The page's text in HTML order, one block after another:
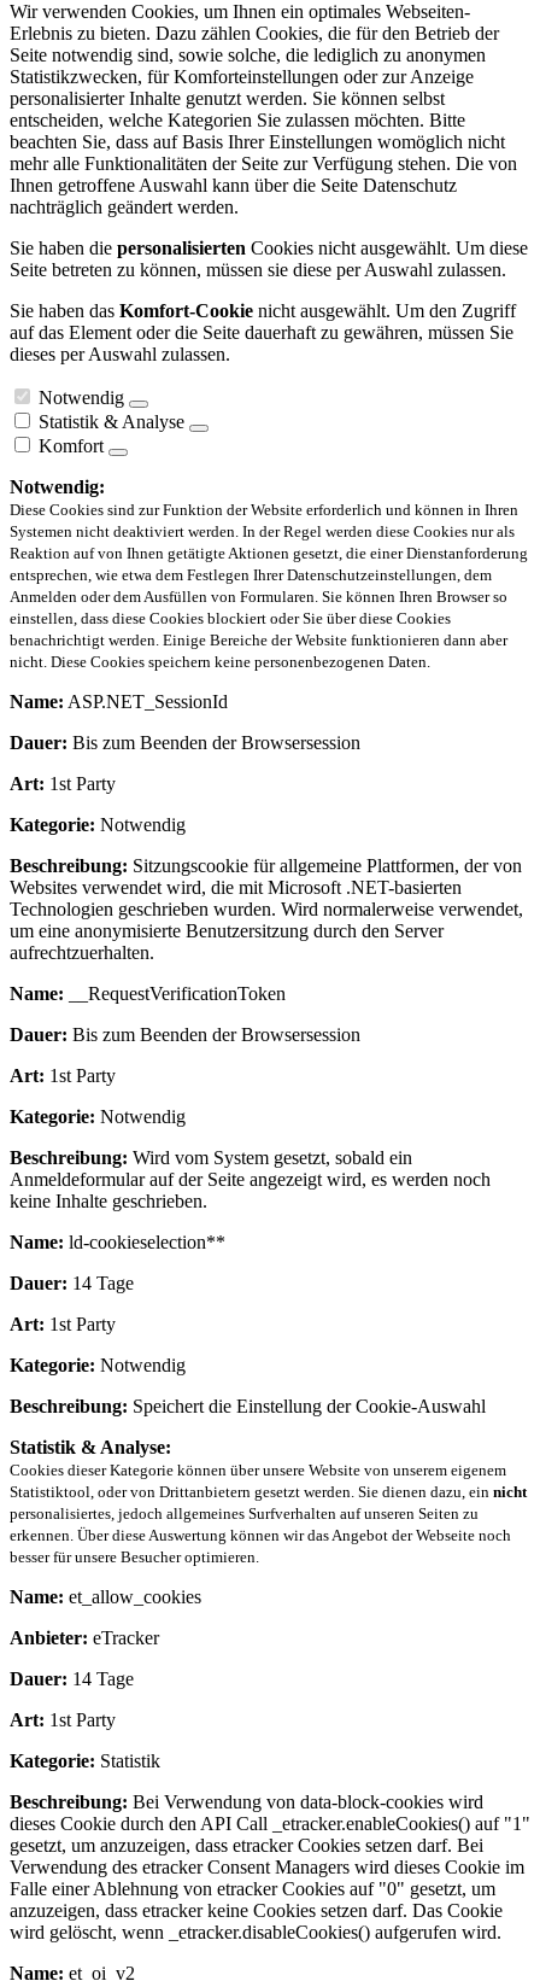
Wir verwenden Cookies, um Ihnen ein optimales Webseiten-
Erlebnis zu bieten. Dazu zählen Cookies, die für den Betrieb der
Seite notwendig sind, sowie solche, die lediglich zu anonymen
Statistikzwecken, für Komforteinstellungen oder zur Anzeige
personalisierter Inhalte genutzt werden. Sie können selbst
entscheiden, welche Kategorien Sie zulassen möchten. Bitte
beachten Sie, dass auf Basis Ihrer Einstellungen womöglich nicht
mehr alle Funktionalitäten der Seite zur Verfügung stehen. Die von
Ihnen getroffene Auswahl kann über die Seite Datenschutz
nachträglich geändert werden.
Sie haben die personalisierten Cookies nicht ausgewählt. Um diese
Seite betreten zu können, müssen sie diese per Auswahl zulassen.
Sie haben das Komfort-Cookie nicht ausgewählt. Um den Zugriff
auf das Element oder die Seite dauerhaft zu gewähren, müssen Sie
dieses per Auswahl zulassen.
Notwendig
Statistik & Analyse
Komfort
Notwendig:
Diese Cookies sind zur Funktion der Website erforderlich und können in Ihren
Systemen nicht deaktiviert werden. In der Regel werden diese Cookies nur als
Reaktion auf von Ihnen getätigte Aktionen gesetzt, die einer Dienstanforderung
entsprechen, wie etwa dem Festlegen Ihrer Datenschutzeinstellungen, dem
Anmelden oder dem Ausfüllen von Formularen. Sie können Ihren Browser so
einstellen, dass diese Cookies blockiert oder Sie über diese Cookies
benachrichtigt werden. Einige Bereiche der Website funktionieren dann aber
nicht. Diese Cookies speichern keine personenbezogenen Daten.
Name: ASP.NET_SessionId
Dauer: Bis zum Beenden der Browsersession
Art: 1st Party
Kategorie: Notwendig
Beschreibung: Sitzungscookie für allgemeine Plattformen, der von
Websites verwendet wird, die mit Microsoft .NET-basierten
Technologien geschrieben wurden. Wird normalerweise verwendet,
um eine anonymisierte Benutzersitzung durch den Server
aufrechtzuerhalten.
Name: __RequestVerificationToken
Dauer: Bis zum Beenden der Browsersession
Art: 1st Party
Kategorie: Notwendig
Beschreibung: Wird vom System gesetzt, sobald ein
Anmeldeformular auf der Seite angezeigt wird, es werden noch
keine Inhalte geschrieben.
Name: ld-cookieselection**
Dauer: 14 Tage
Art: 1st Party
Kategorie: Notwendig
Beschreibung: Speichert die Einstellung der Cookie-Auswahl
Statistik & Analyse:
Cookies dieser Kategorie können über unsere Website von unserem eigenem
Statistiktool, oder von Drittanbietern gesetzt werden. Sie dienen dazu, ein nicht
personalisiertes, jedoch allgemeines Surfverhalten auf unseren Seiten zu
erkennen. Über diese Auswertung können wir das Angebot der Webseite noch
besser für unsere Besucher optimieren.
Name: et_allow_cookies
Anbieter: eTracker
Dauer: 14 Tage
Art: 1st Party
Kategorie: Statistik
Beschreibung: Bei Verwendung von data-block-cookies wird
dieses Cookie durch den API Call _etracker.enableCookies() auf "1"
gesetzt, um anzuzeigen, dass etracker Cookies setzen darf. Bei
Verwendung des etracker Consent Managers wird dieses Cookie im
Falle einer Ablehnung von etracker Cookies auf "0" gesetzt, um
anzuzeigen, dass etracker keine Cookies setzen darf. Das Cookie
wird gelöscht, wenn _etracker.disableCookies() aufgerufen wird.
Name: et_oi_v2